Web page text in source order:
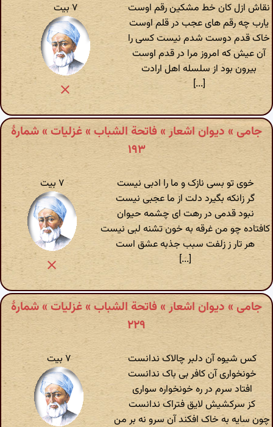
نقاش ازل کان خط مشکین رقم اوست
یارب چه رقم های عجب در قلم اوست
خاک قدم دوست شدم نیست کسی را
آن عیش که امروز مرا در قدم اوست
بیرون بود از سلسله اهل ارادت
[...]
۷ بیت
جامی » دیوان اشعار » فاتحة الشباب » غزلیات » شمارهٔ
۱۹۳
خوی تو بسی نازک و ما را ادبی نیست
گر زانکه بگیرد دلت از ما عجبی نیست
نبود قدمی در رهت ای چشمه حیوان
کافتاده چو من غرقه به خون تشنه لبی نیست
هر تار ز زلفت سبب جذبه عشق است
[...]
۷ بیت
جامی » دیوان اشعار » فاتحة الشباب » غزلیات » شمارهٔ
۲۲۹
کس شیوه آن دلبر چالاک ندانست
خونخواری آن کافر بی باک ندانست
افتاد سرم در ره خونخواره سواری
کز سرکشیش لایق فتراک ندانست
چون سایه به خاک افکند آن سرو نه بر من
۷ بیت